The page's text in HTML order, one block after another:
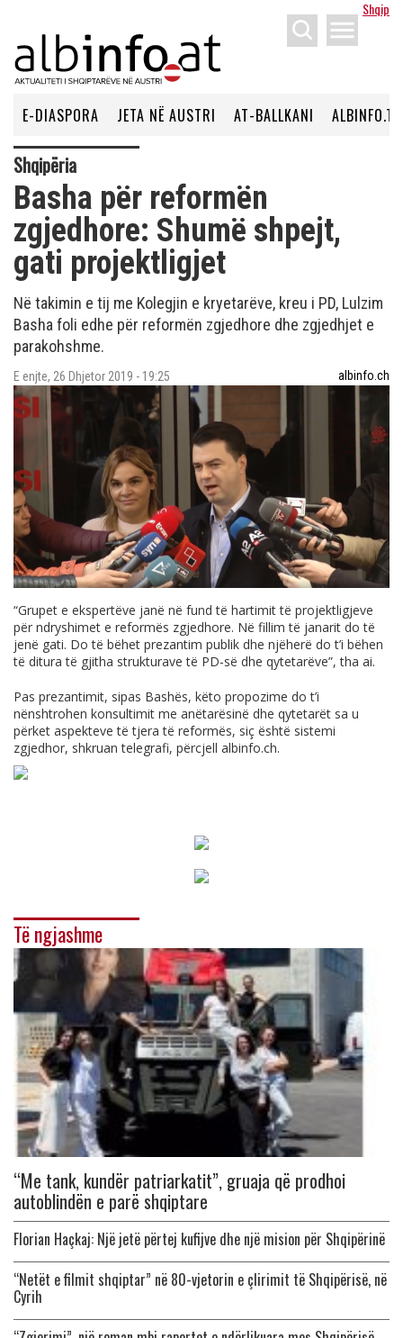
Shqip
menu
E-DIASPORA JETA NË AUSTRI AT-BALLKANI ALBINFO.TV
Shqipëria
Basha për reformën
zgjedhore: Shumë shpejt,
gati projektligjet
Në takimin e tij me Kolegjin e kryetarëve, kreu i PD, Lulzim
Basha foli edhe për reformën zgjedhore dhe zgjedhjet e
parakohshme.
E enjte, 26 Dhjetor 2019 - 19:25 albinfo.ch
“Grupet e ekspertëve janë në fund të hartimit të projektligjeve
për ndryshimet e reformës zgjedhore. Në fillim të janarit do të
jenë gati. Do të bëhet prezantim publik dhe njëherë do t’i bëhen
të ditura të gjitha strukturave të PD-së dhe qytetarëve”, tha ai.
Pas prezantimit, sipas Bashës, këto propozime do t’i
nënshtrohen konsultimit me anëtarësinë dhe qytetarët sa u
përket aspekteve të tjera të reformës, siç është sistemi
zgjedhor, shkruan telegrafi, përcjell albinfo.ch.
Të ngjashme
“Me tank, kundër patriarkatit”, gruaja që prodhoi
autoblindën e parë shqiptare
Florian Haçkaj: Një jetë përtej kufijve dhe një mision për Shqipërinë
“Netët e filmit shqiptar” në 80-vjetorin e çlirimit të Shqipërisë, në
Cyrih